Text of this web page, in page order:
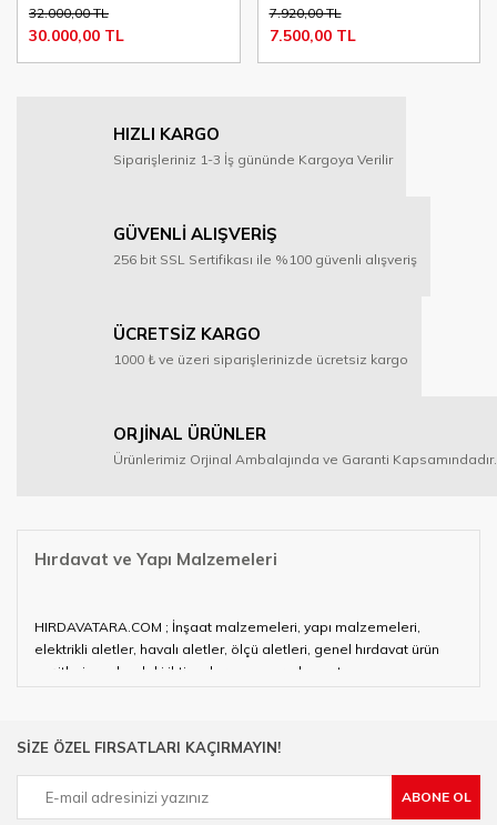
32.000,00 TL
30.000,00 TL
7.920,00 TL
7.500,00 TL
HIZLI KARGO
Siparişleriniz 1-3 İş gününde Kargoya Verilir
GÜVENLİ ALIŞVERİŞ
256 bit SSL Sertifikası ile %100 güvenli alışveriş
ÜCRETSİZ KARGO
1000 ₺ ve üzeri siparişlerinizde ücretsiz kargo
ORJİNAL ÜRÜNLER
Ürünlerimiz Orjinal Ambalajında ve Garanti Kapsamındadır.
Hırdavat ve Yapı Malzemeleri
HIRDAVATARA.COM ; İnşaat malzemeleri, yapı malzemeleri,
elektrikli aletler, havalı aletler, ölçü aletleri, genel hırdavat ürün
çeşitleri ve alandaki ihtiyaçlarınızın neredeyse tamamını
çalışan HIRDAVATARA.COM geniş ürün yelpazesi ile siz değerli
Ülkemizde özellikle gelişen sanayi, inşaat ve fabrikalaşma
SİZE ÖZEL FIRSATLARI KAÇIRMAYIN!
ABONE OL